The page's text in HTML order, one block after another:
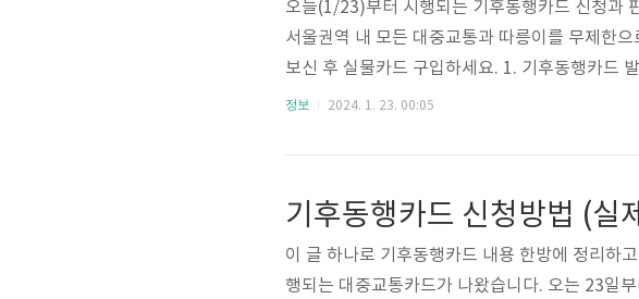
오늘(1/23)부터 시행되는 기후동행카드 신청과
서울권역 내 모든 대중교통과 따릉이를 무제한
보신 후 실물카드 구입하세요. 1. 기후동행카드
금액 얼마할지 정하셨나요? 따릉이 사용 여부에
하철..
정보 2024. 1. 23. 00:05
기후동행카드 신청방법 (실
이 글 하나로 기후동행카드 내용 한방에 정리하
행되는 대중교통카드가 나왔습니다. 오는 23일